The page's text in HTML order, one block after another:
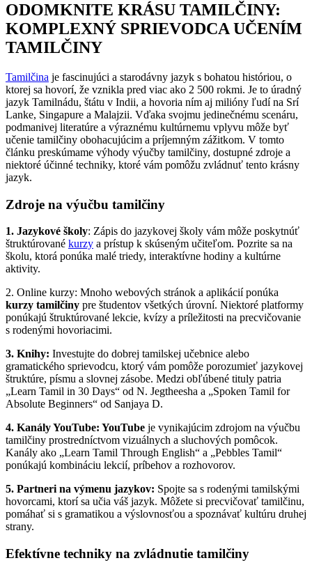
ODOMKNITE KRÁSU TAMILČINY:
KOMPLEXNÝ SPRIEVODCA UČENÍM
TAMILČINY
Tamilčina je fascinujúci a starodávny jazyk s bohatou históriou, o
ktorej sa hovorí, že vznikla pred viac ako 2 500 rokmi. Je to úradný
jazyk Tamilnádu, štátu v Indii, a hovoria ním aj milióny ľudí na Srí
Lanke, Singapure a Malajzii. Vďaka svojmu jedinečnému scenáru,
podmanivej literatúre a výraznému kultúrnemu vplyvu môže byť
učenie tamilčiny obohacujúcim a príjemným zážitkom. V tomto
článku preskúmame výhody výučby tamilčiny, dostupné zdroje a
niektoré účinné techniky, ktoré vám pomôžu zvládnuť tento krásny
jazyk.
Zdroje na výučbu tamilčiny
1. Jazykové školy: Zápis do jazykovej školy vám môže poskytnúť
štruktúrované kurzy a prístup k skúseným učiteľom. Pozrite sa na
školu, ktorá ponúka malé triedy, interaktívne hodiny a kultúrne
aktivity.
2. Online kurzy: Mnoho webových stránok a aplikácií ponúka
kurzy tamilčiny pre študentov všetkých úrovní. Niektoré platformy
ponúkajú štruktúrované lekcie, kvízy a príležitosti na precvičovanie
s rodenými hovoriacimi.
3. Knihy: Investujte do dobrej tamilskej učebnice alebo
gramatického sprievodcu, ktorý vám pomôže porozumieť jazykovej
štruktúre, písmu a slovnej zásobe. Medzi obľúbené tituly patria
„Learn Tamil in 30 Days“ od N. Jegtheesha a „Spoken Tamil for
Absolute Beginners“ od Sanjaya D.
4. Kanály YouTube: YouTube je vynikajúcim zdrojom na výučbu
tamilčiny prostredníctvom vizuálnych a sluchových pomôcok.
Kanály ako „Learn Tamil Through English“ a „Pebbles Tamil“
ponúkajú kombináciu lekcií, príbehov a rozhovorov.
5. Partneri na výmenu jazykov: Spojte sa s rodenými tamilskými
hovorcami, ktorí sa učia váš jazyk. Môžete si precvičovať tamilčinu,
pomáhať si s gramatikou a výslovnosťou a spoznávať kultúru druhej
strany.
Efektívne techniky na zvládnutie tamilčiny